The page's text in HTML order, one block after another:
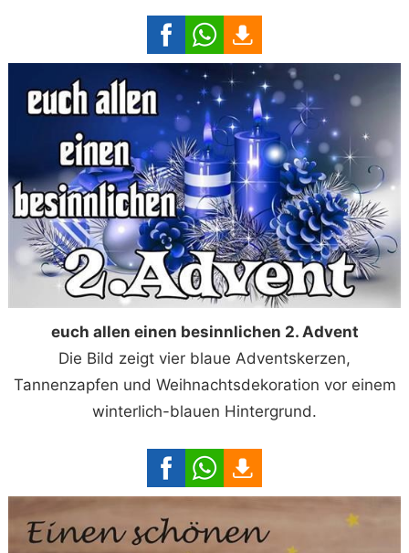
euch allen einen besinnlichen 2. Advent
Die Bild zeigt vier blaue Adventskerzen,
Tannenzapfen und Weihnachtsdekoration vor einem
winterlich-blauen Hintergrund.